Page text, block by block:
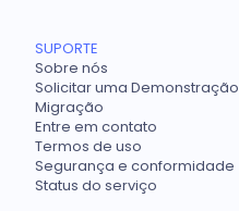
SUPORTE
Sobre nós
Solicitar uma Demonstração
Migração
Entre em contato
Termos de uso
Segurança e conformidade
Status do serviço